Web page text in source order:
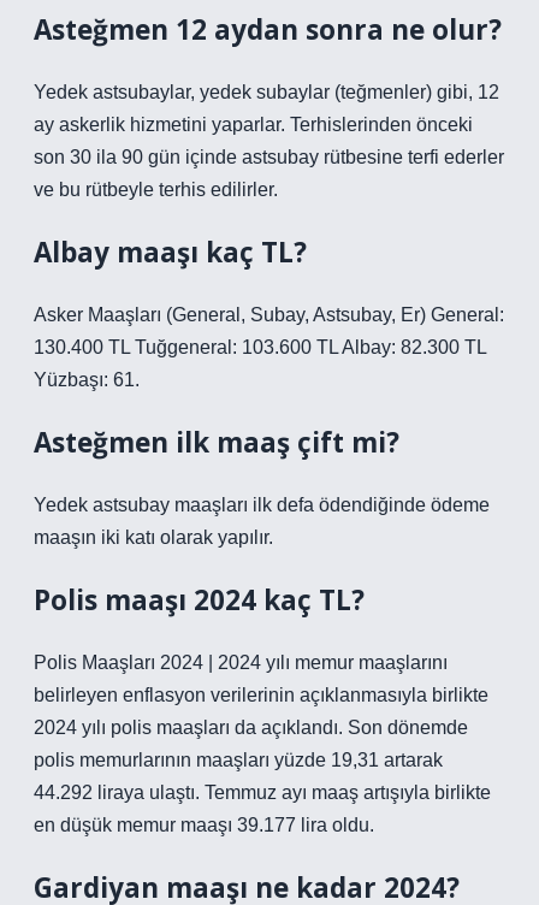
Asteğmen 12 aydan sonra ne olur?
Yedek astsubaylar, yedek subaylar (teğmenler) gibi, 12
ay askerlik hizmetini yaparlar. Terhislerinden önceki
son 30 ila 90 gün içinde astsubay rütbesine terfi ederler
ve bu rütbeyle terhis edilirler.
Albay maaşı kaç TL?
Asker Maaşları (General, Subay, Astsubay, Er) General:
130.400 TL Tuğgeneral: 103.600 TL Albay: 82.300 TL
Yüzbaşı: 61.
Asteğmen ilk maaş çift mi?
Yedek astsubay maaşları ilk defa ödendiğinde ödeme
maaşın iki katı olarak yapılır.
Polis maaşı 2024 kaç TL?
Polis Maaşları 2024 | 2024 yılı memur maaşlarını
belirleyen enflasyon verilerinin açıklanmasıyla birlikte
2024 yılı polis maaşları da açıklandı. Son dönemde
polis memurlarının maaşları yüzde 19,31 artarak
44.292 liraya ulaştı. Temmuz ayı maaş artışıyla birlikte
en düşük memur maaşı 39.177 lira oldu.
Gardiyan maaşı ne kadar 2024?